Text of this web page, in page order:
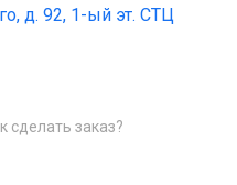
д. 92, 1-ый эт. СТЦ
сделать заказ?